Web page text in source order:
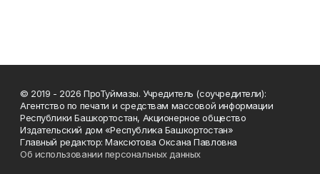
© 2019 - 2026 ПроТуймазы. Учредитель (соучредители):
Агентство по печати и средствам массовой информации
Республики Башкортостан, Акционерное общество
Издательский дом «Республика Башкортостан»
Главный редактор: Максютова Оксана Павловна
Об использовании персональных данных